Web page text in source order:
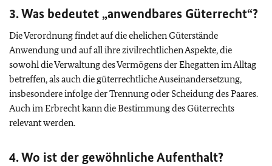
3. Was bedeutet „anwendbares Güterrecht“?
Die Verordnung findet auf die ehelichen Güterstände
Anwendung und auf all ihre zivilrechtlichen Aspekte, die
sowohl die Verwaltung des Vermögens der Ehegatten im Alltag
betreffen, als auch die güterrechtliche Auseinandersetzung,
insbesondere infolge der Trennung oder Scheidung des Paares.
Auch im Erbrecht kann die Bestimmung des Güterrechts
relevant werden.
4. Wo ist der gewöhnliche Aufenthalt?